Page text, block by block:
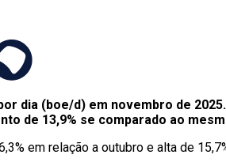
dia (boe/d) em novembro de
de 13,9% se comparado ao
em relação a outubro e alta de